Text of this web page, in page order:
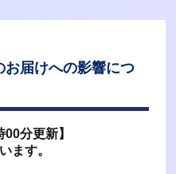
お届けへの影響につ
分更新】
ます。